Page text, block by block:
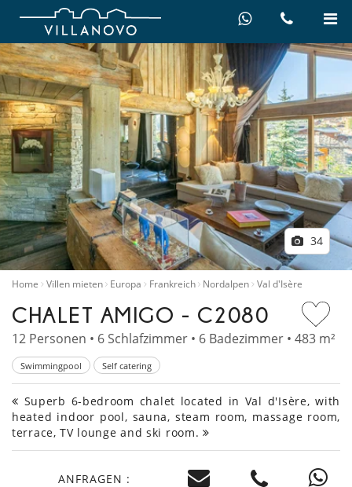
34
Home Villen mieten Europa Frankreich Nordalpen Val d'Isère
CHALET AMIGO - C2080
12 Personen • 6 Schlafzimmer • 6 Badezimmer • 483 m²
Swimmingpool Self catering
Superb 6-bedroom chalet located in Val d'Isère, with
heated indoor pool, sauna, steam room, massage room,
terrace, TV lounge and ski room.
ANFRAGEN :